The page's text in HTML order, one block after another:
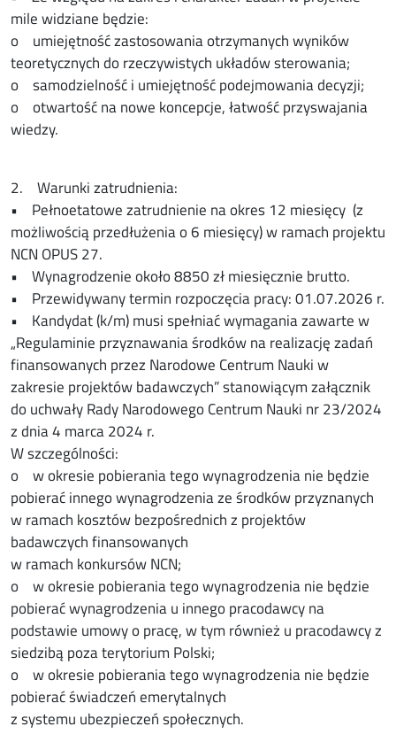
mile widziane będzie:
o umiejętność zastosowania otrzymanych wyników
teoretycznych do rzeczywistych układów sterowania;
o samodzielność i umiejętność podejmowania decyzji;
o otwartość na nowe koncepcje, łatwość przyswajania
wiedzy.
2. Warunki zatrudnienia:
• Pełnoetatowe zatrudnienie na okres 12 miesięcy (z
możliwością przedłużenia o 6 miesięcy) w ramach projektu
NCN OPUS 27.
• Wynagrodzenie około 8850 zł miesięcznie brutto.
• Przewidywany termin rozpoczęcia pracy: 01.07.2026 r.
• Kandydat (k/m) musi spełniać wymagania zawarte w
„Regulaminie przyznawania środków na realizację zadań
finansowanych przez Narodowe Centrum Nauki w
zakresie projektów badawczych” stanowiącym załącznik
do uchwały Rady Narodowego Centrum Nauki nr 23/2024
z dnia 4 marca 2024 r.
W szczególności:
o w okresie pobierania tego wynagrodzenia nie będzie
pobierać innego wynagrodzenia ze środków przyznanych
w ramach kosztów bezpośrednich z projektów
badawczych finansowanych
w ramach konkursów NCN;
o w okresie pobierania tego wynagrodzenia nie będzie
pobierać wynagrodzenia u innego pracodawcy na
podstawie umowy o pracę, w tym również u pracodawcy z
siedzibą poza terytorium Polski;
o w okresie pobierania tego wynagrodzenia nie będzie
pobierać świadczeń emerytalnych
z systemu ubezpieczeń społecznych.